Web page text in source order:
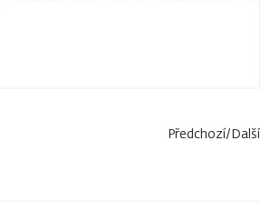
Předchozí/Další